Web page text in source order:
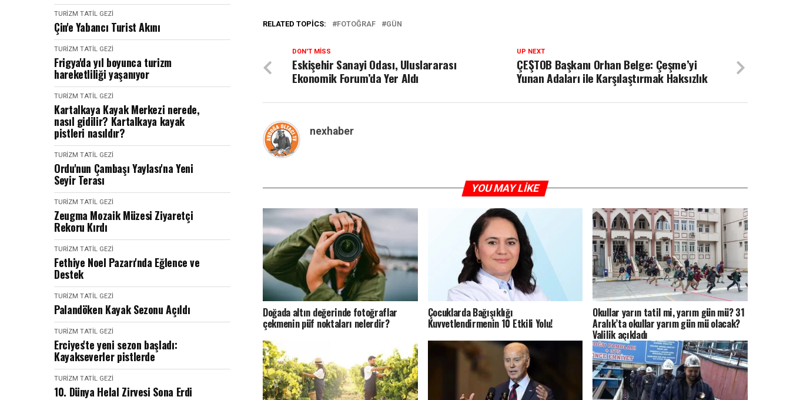
TURIZM TATIL GEZI
Çin'e Yabancı Turist Akını
TURIZM TATIL GEZI
Frigya'da yıl boyunca turizm
hareketliliği yaşanıyor
TURIZM TATIL GEZI
Kartalkaya Kayak Merkezi nerede,
nasıl gidilir? Kartalkaya kayak
pistleri nasıldır?
TURIZM TATIL GEZI
Ordu'nun Çambaşı Yaylası'na Yeni
Seyir Terası
TURIZM TATIL GEZI
Zeugma Mozaik Müzesi Ziyaretçi
Rekoru Kırdı
TURIZM TATIL GEZI
Fethiye Noel Pazarı'nda Eğlence ve
Destek
TURIZM TATIL GEZI
Palandöken Kayak Sezonu Açıldı
TURIZM TATIL GEZI
Erciyes'te yeni sezon başladı:
Kayakseverler pistlerde
TURIZM TATIL GEZI
10. Dünya Helal Zirvesi Sona Erdi
RELATED TOPICS: FOTOĞRAF GÜN
UP NEXT
ÇEŞTOB Başkanı Orhan Belge: Çeşme’yi
Yunan Adaları ile Karşılaştırmak Haksızlık
DON'T MISS
Eskişehir Sanayi Odası, Uluslararası
Ekonomik Forum’da Yer Aldı
nexhaber
YOU MAY LIKE
Doğada altın değerinde fotoğraflar
çekmenin püf noktaları nelerdir?
Çocuklarda Bağışıklığı
Kuvvetlendirmenin 10 Etkili Yolu!
Okullar yarın tatil mi, yarım gün mü? 31
Aralık’ta okullar yarım gün mü olacak?
Valilik açıkladı